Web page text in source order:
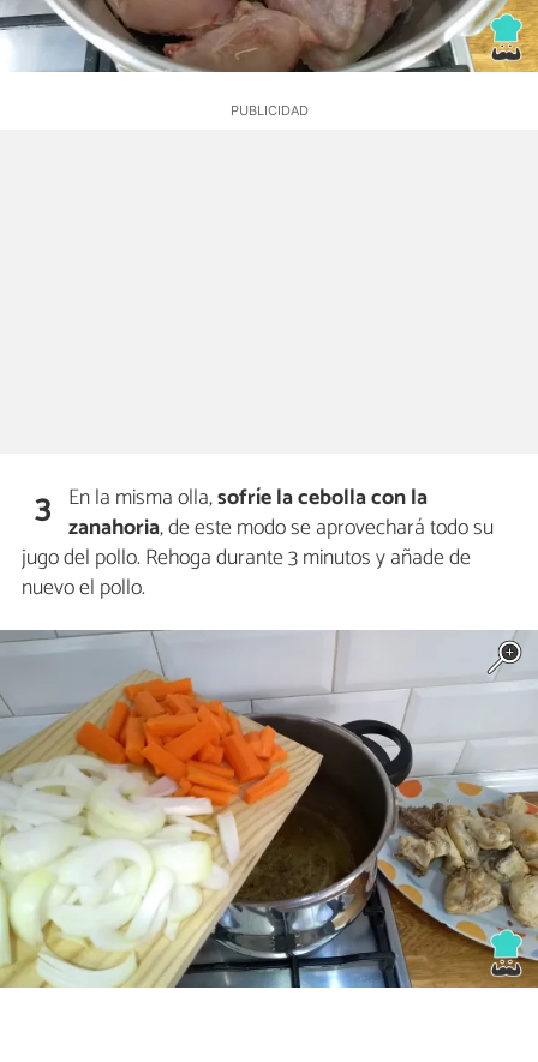
3 En la misma olla,sofríe la cebolla con la
zanahoria, de este modo se aprovechará todo su
jugo del pollo. Rehoga durante 3 minutos y añade de
nuevo el pollo.